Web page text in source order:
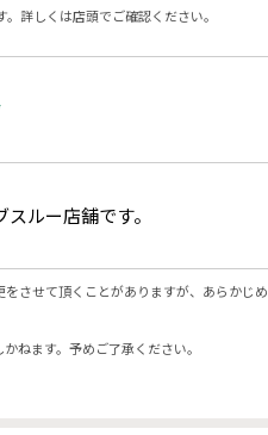
詳しくは店頭でご確認ください。
ルー店舗です。
させて頂くことがありますが、あらかじめ
ねます。予めご了承ください。